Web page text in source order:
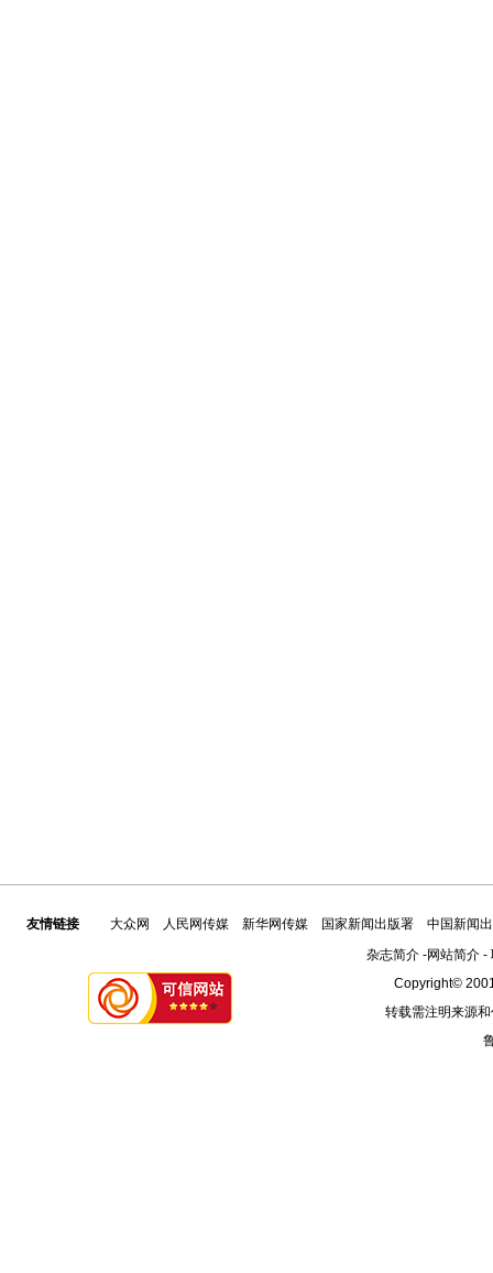
友情链接 大众网 人民网传媒 新华网传媒 国家新闻出版署
中国新闻
杂志简介-网站简介-
Copyright©
转载需注明来源